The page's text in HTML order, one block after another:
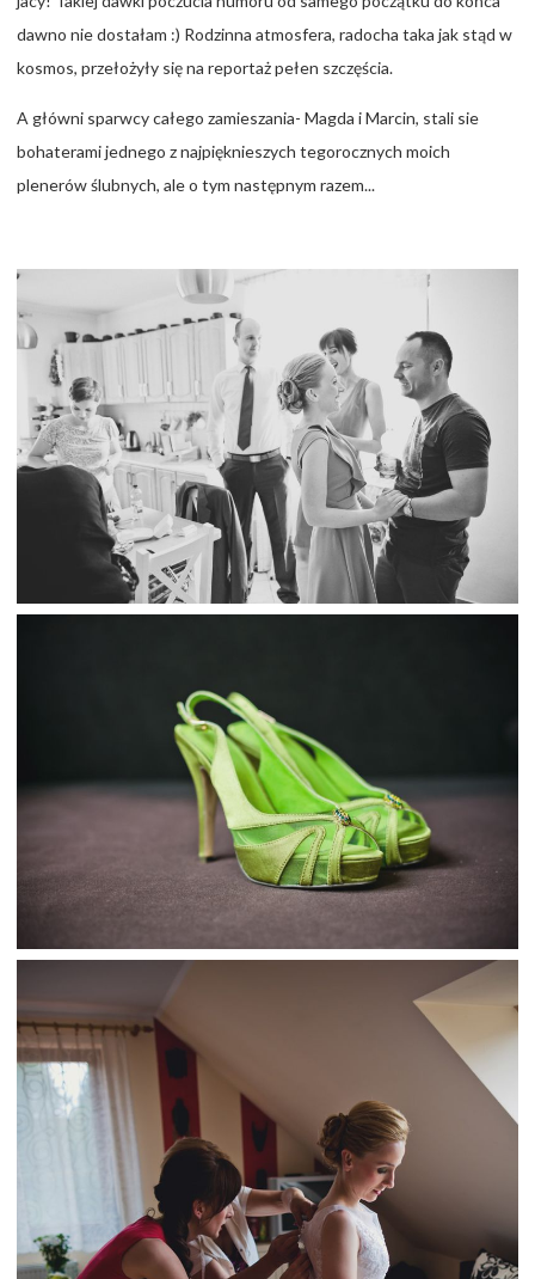
dawno nie dostałam :) Rodzinna atmosfera, radocha taka jak stąd w
kosmos, przełożyły się na reportaż pełen szczęścia.
A główni sparwcy całego zamieszania- Magda i Marcin, stali sie
bohaterami jednego z najpięknieszych tegorocznych moich
plenerów ślubnych, ale o tym następnym razem...